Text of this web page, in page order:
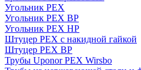
Угольник PEX
Угольник PEX ВР
Угольник PEX НР
Штуцер PEX c накидной гайкой
Штуцер PEX ВР
Трубы Uponor PEX Wirsbo